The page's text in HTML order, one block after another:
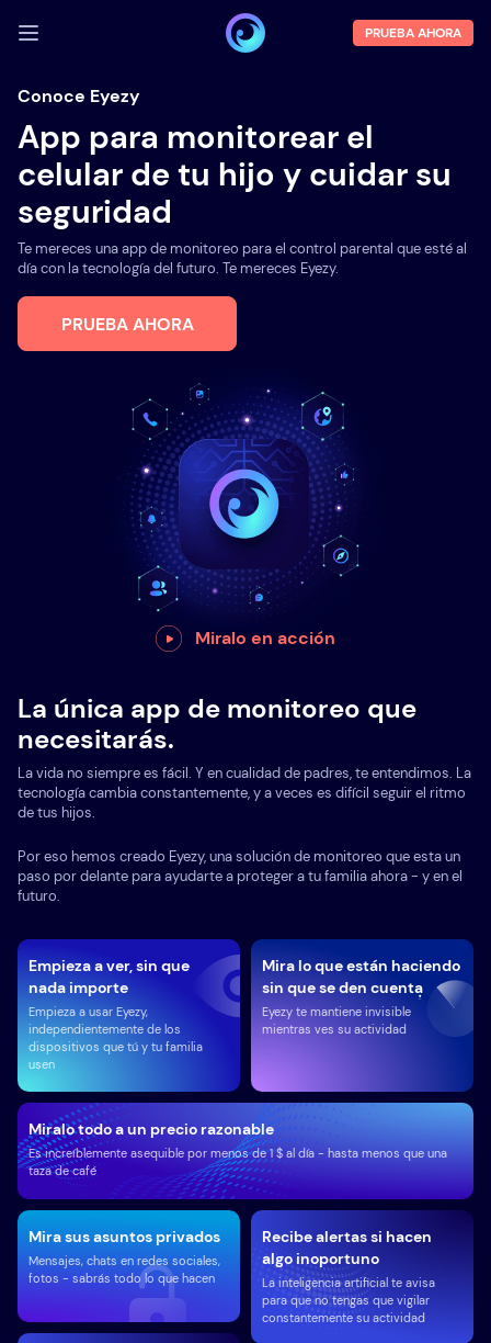
INICIA SESIÓN
Demo
Funciones
Sobre la empresa
Blog
PRUEBA AHORA
Conoce Eyezy
App para monitorear el
celular de tu hijo y cuidar su
seguridad
Te mereces una app de monitoreo para el control parental que esté al
día con la tecnología del futuro. Te mereces Eyezy.
PRUEBA AHORA
Miralo en acción
La única app de monitoreo que
necesitarás.
La vida no siempre es fácil. Y en cualidad de padres, te entendimos. La
tecnología cambia constantemente, y a veces es difícil seguir el ritmo
de tus hijos.
Por eso hemos creado Eyezy, una solución de monitoreo que esta un
paso por delante para ayudarte a proteger a tu familia ahora - y en el
futuro.
Empieza a ver, sin que
nada importe
Empieza a usar Eyezy,
independientemente de los
dispositivos que tú y tu familia
usen
Mira lo que están haciendo
sin que se den cuenta
Eyezy te mantiene invisible
mientras ves su actividad
Mira sus asuntos privados
Mensajes, chats en redes sociales,
fotos - sabrás todo lo que hacen
Miralo todo a un precio razonable
Es increíblemente asequible por menos de 1 $ al día - hasta menos que una
taza de café
Recibe alertas si hacen
algo inoportuno
La inteligencia artificial te avisa
para que no tengas que vigilar
constantemente su actividad